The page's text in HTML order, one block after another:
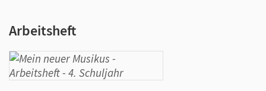
Arbeitsheft